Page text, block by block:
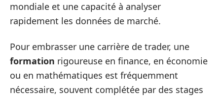
mondiale et une capacité à analyser
rapidement les données de marché.
Pour embrasser une carrière de trader, une
formation rigoureuse en finance, en économie
ou en mathématiques est fréquemment
nécessaire, souvent complétée par des stages